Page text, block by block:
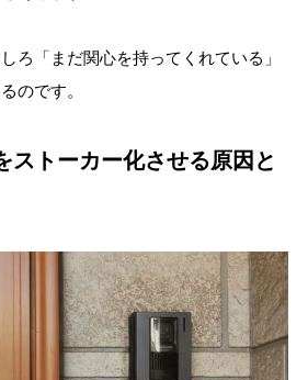
ろ「まだ関心を持ってくれている」
のです。
ストーカー化させる原因と